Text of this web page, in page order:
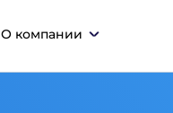
О компании